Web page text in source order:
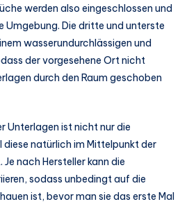
werden also eingeschlossen und
Umgebung. Die dritte und unterste
wasserundurchlässigen und
der vorgesehene Ort nicht
durch den Raum geschoben
Unterlagen ist nicht nur die
natürlich im Mittelpunkt der
nach Hersteller kann die
sodass unbedingt auf die
ist, bevor man sie das erste Mal